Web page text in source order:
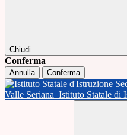
Chiudi
Conferma
Annulla Conferma
Valle Seriana Istituto Statale di